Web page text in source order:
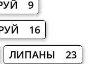
9
16
ЛИПАНЫ 23